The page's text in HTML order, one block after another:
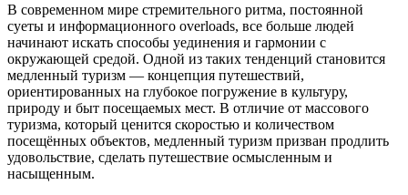
В современном мире стремительного ритма, постоянной
суеты и информационного overloads, все больше людей
начинают искать способы уединения и гармонии с
окружающей средой. Одной из таких тенденций становится
медленный туризм — концепция путешествий,
ориентированных на глубокое погружение в культуру,
природу и быт посещаемых мест. В отличие от массового
туризма, который ценится скоростью и количеством
посещённых объектов, медленный туризм призван продлить
удовольствие, сделать путешествие осмысленным и
насыщенным.